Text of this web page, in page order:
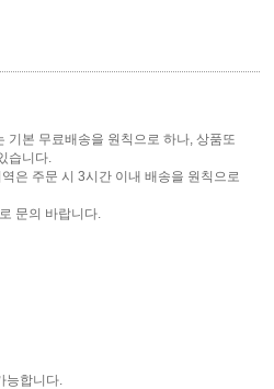
기본 무료배송을 원칙으로 하나, 상품또
습니다.
은 주문 시 3시간 이내 배송을 원칙으로
문의 바랍니다.
능합니다.